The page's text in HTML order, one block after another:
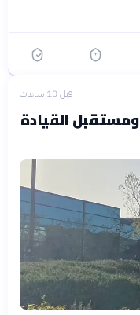
قبل 10 ساعات
أسئلة شارحة: تقنية الـ LiDAR ومستقبل القيادة